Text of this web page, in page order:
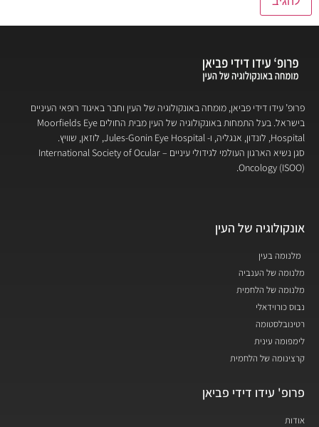
פרופ’ עידו דידי פביאן, מומחה באונקולוגיה של העין וחבר באיגוד רופאי העיניים
בישראל. בעל התמחות באונקולוגיה של העין מבית החולים Moorfields Eye
Hospital, לונדון, אנגליה, ו- Jules-Gonin Eye Hospital, לוזאן, שוויץ.
סגן נשיא הארגון העולמי לגידולי עיניים – International Society of Ocular
Oncology (ISOO).
אונקולוגיה של העין
מלנומה בעין
מלנומה של הענביה
מלנומה של הלחמית
נבוס כורוידאלי
רטינובלסטומה
לימפומה עינית
קרצינומה של הלחמית
פרופ' עידו דידי פביאן
אודות